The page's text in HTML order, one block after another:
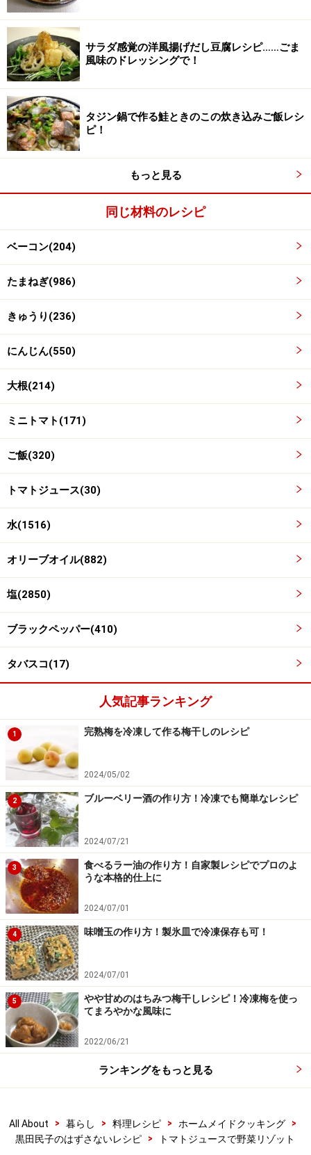
次にトマトジュースと水を加え、5分ほど煮ます。
きゅうりとミニトマトを加え、ひと煮立ちさせます。
5
ご飯を加え、塩と胡椒で味を調える
ご飯を加え、塩と胡椒で味を調えます。
サラダ感覚の洋風揚げだし豆腐レシピ……ごま
風味のドレッシングで！
タジン鍋で作る鮭ときのこの炊き込みご飯レシ
ピ！
もっと見る
同じ材料のレシピ
ベーコン(204)
たまねぎ(986)
きゅうり(236)
にんじん(550)
大根(214)
ミニトマト(171)
ご飯(320)
トマトジュース(30)
水(1516)
オリーブオイル(882)
塩(2850)
ブラックペッパー(410)
タバスコ(17)
人気記事ランキング
1 完熟梅を冷凍して作る梅干しのレシピ
2024/05/02
2 ブルーベリー酒の作り方！冷凍でも簡単なレシピ
2024/07/21
3
食べるラー油の作り方！自家製レシピでプロのよ
うな本格的仕上に
2024/07/01
4 味噌玉の作り方！製氷皿で冷凍保存も可！
2024/07/01
5
やや甘めのはちみつ梅干しレシピ！冷凍梅を使っ
てまろやかな風味に
2022/06/21
ランキングをもっと見る
All About > 暮らし > 料理レシピ > ホームメイドクッキング
>
黒田民子のはずさないレシピ
> トマトジュースで野菜リゾット